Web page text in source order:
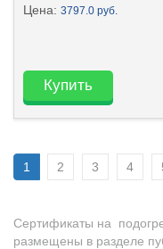
Цена: 3797.0 руб.
Купить
1 2 3 4
Сертификаты на
размещены в разделе